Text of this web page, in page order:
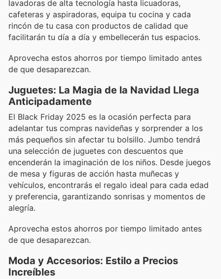
lavadoras de alta tecnología hasta licuadoras,
cafeteras y aspiradoras, equipa tu cocina y cada
rincón de tu casa con productos de calidad que
facilitarán tu día a día y embellecerán tus espacios.
Aprovecha estos ahorros por tiempo limitado antes
de que desaparezcan.
Juguetes: La Magia de la Navidad Llega
Anticipadamente
El Black Friday 2025 es la ocasión perfecta para
adelantar tus compras navideñas y sorprender a los
más pequeños sin afectar tu bolsillo. Jumbo tendrá
una selección de juguetes con descuentos que
encenderán la imaginación de los niños. Desde juegos
de mesa y figuras de acción hasta muñecas y
vehículos, encontrarás el regalo ideal para cada edad
y preferencia, garantizando sonrisas y momentos de
alegría.
Aprovecha estos ahorros por tiempo limitado antes
de que desaparezcan.
Moda y Accesorios: Estilo a Precios
Increíbles